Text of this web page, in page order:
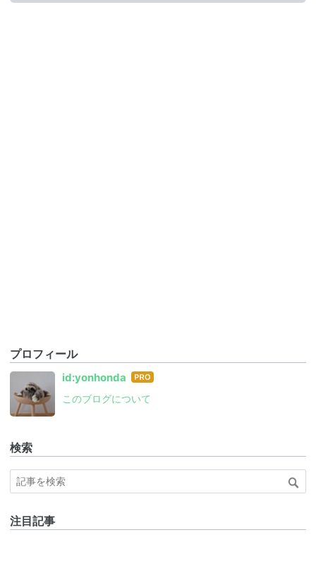
プロフィール
id:yonhonda はて
ログ
このブログについて
検索
注目記事